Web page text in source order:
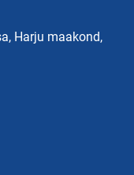
Harju maakond,